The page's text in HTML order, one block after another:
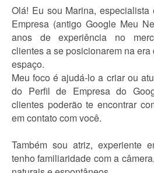
Olá! Eu sou Marina,
Empresa (antigo Google Meu
anos de experiência no
clientes a se posicionarem na
espaço.
Meu foco é ajudá-lo a criar ou
do Perfil de Empresa do
clientes poderão te encontrar
em contato com você.
Também sou atriz, experiente
tenho familiaridade com a